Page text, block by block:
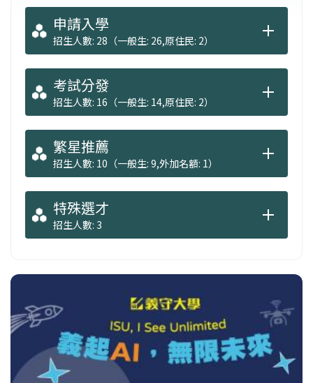
申請入學
招生人數: 28（一般生: 26,原住民: 2）
考試分發
招生人數: 16（一般生: 14,原住民: 2）
繁星推薦
招生人數: 10（一般生: 9,外加名額: 1）
特殊選才
招生人數: 3